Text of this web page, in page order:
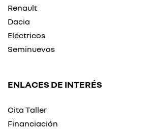
Renault
Dacia
Eléctricos
Seminuevos
ENLACES DE INTERÉS
Cita Taller
Financiación